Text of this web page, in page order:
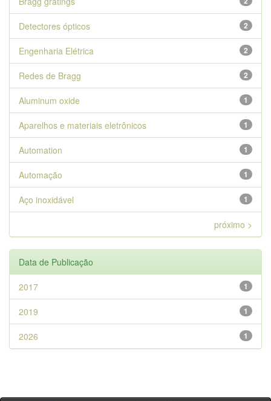
2
Detectores ópticos
2
Engenharia Elétrica
2
Redes de Bragg
1
Aluminum oxide
1
Aparelhos e materiais eletrônicos
1
Automation
1
Automação
1
Aço inoxidável
próximo >
Data de Publicação
1
2017
1
2019
1
2026